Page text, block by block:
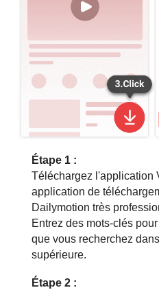
Étape 1 :
Téléchargez l'application
application de
Dailymotion très
Entrez des mots-clés
que vous recherchez
supérieure.
Étape 2 :